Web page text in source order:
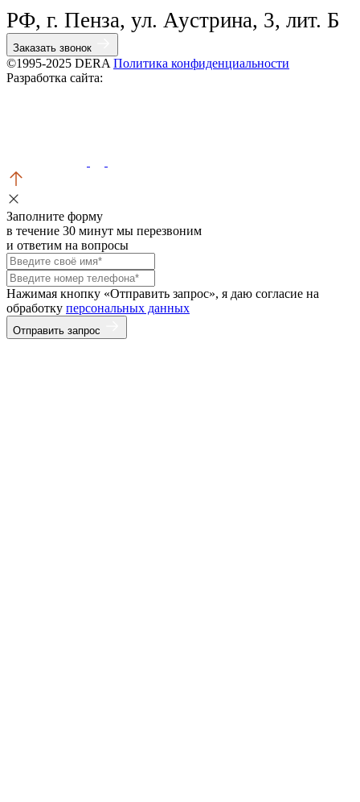
РФ, г. Пенза, ул. Аустрина, 3, лит. Б
Заказать звонок
©1995-2025 DERA Политика конфиденциальности
Разработка сайта:
Заполните форму
в течение 30 минут мы перезвоним
и ответим на вопросы
Нажимая кнопку «Отправить запрос», я даю согласие на
обработку персональных данных
Отправить запрос